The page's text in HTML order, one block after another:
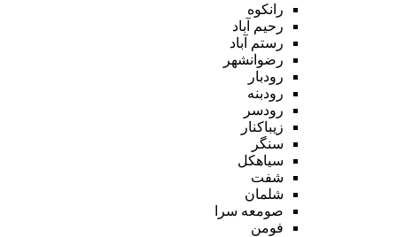
رانکوه
رحیم آباد
رستم آباد
رضوانشهر
رودبار
رودبنه
رودسر
زیباکنار
سنگر
سیاهکل
شفت
شلمان
صومعه سرا
فومن